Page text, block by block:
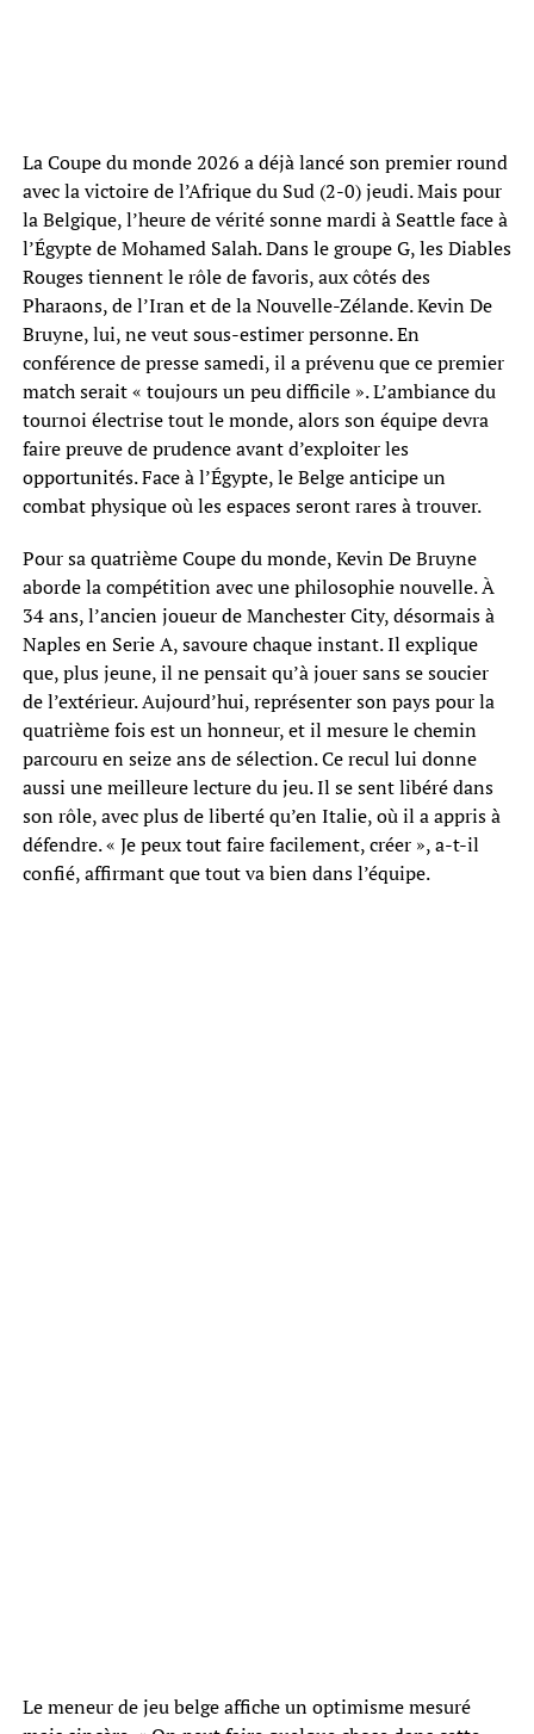
La Coupe du monde 2026 a déjà lancé son premier round
avec la victoire de l’Afrique du Sud (2-0) jeudi. Mais pour
la Belgique, l’heure de vérité sonne mardi à Seattle face à
l’Égypte de Mohamed Salah. Dans le groupe G, les Diables
Rouges tiennent le rôle de favoris, aux côtés des
Pharaons, de l’Iran et de la Nouvelle-Zélande. Kevin De
Bruyne, lui, ne veut sous-estimer personne. En
conférence de presse samedi, il a prévenu que ce premier
match serait « toujours un peu difficile ». L’ambiance du
tournoi électrise tout le monde, alors son équipe devra
faire preuve de prudence avant d’exploiter les
opportunités. Face à l’Égypte, le Belge anticipe un
combat physique où les espaces seront rares à trouver.
Pour sa quatrième Coupe du monde, Kevin De Bruyne
aborde la compétition avec une philosophie nouvelle. À
34 ans, l’ancien joueur de Manchester City, désormais à
Naples en Serie A, savoure chaque instant. Il explique
que, plus jeune, il ne pensait qu’à jouer sans se soucier
de l’extérieur. Aujourd’hui, représenter son pays pour la
quatrième fois est un honneur, et il mesure le chemin
parcouru en seize ans de sélection. Ce recul lui donne
aussi une meilleure lecture du jeu. Il se sent libéré dans
son rôle, avec plus de liberté qu’en Italie, où il a appris à
défendre. « Je peux tout faire facilement, créer », a-t-il
confié, affirmant que tout va bien dans l’équipe.
Le meneur de jeu belge affiche un optimisme mesuré